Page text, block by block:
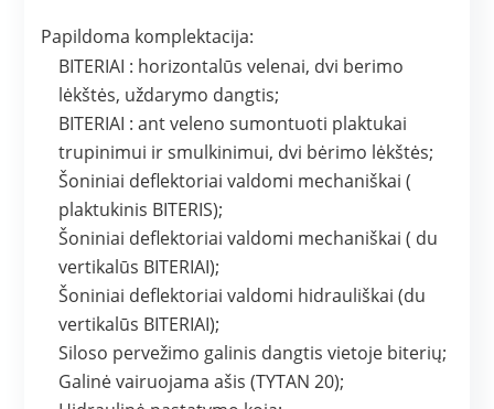
Papildoma komplektacija:
BITERIAI : horizontalūs velenai, dvi berimo
lėkštės, uždarymo dangtis;
BITERIAI : ant veleno sumontuoti plaktukai
trupinimui ir smulkinimui, dvi bėrimo lėkštės;
Šoniniai deflektoriai valdomi mechaniškai (
plaktukinis BITERIS);
Šoniniai deflektoriai valdomi mechaniškai ( du
vertikalūs BITERIAI);
Šoniniai deflektoriai valdomi hidrauliškai (du
vertikalūs BITERIAI);
Siloso pervežimo galinis dangtis vietoje biterių;
Galinė vairuojama ašis (TYTAN 20);